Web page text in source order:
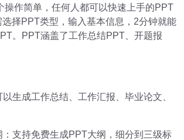
操作简单，任何人都可以快速上手的PPT
择PPT类型，输入基本信息，2分钟就能
。PPT涵盖了工作总结PPT、开题报
生成工作总结、工作汇报、毕业论文、
支持免费生成PPT大纲，细分到三级标